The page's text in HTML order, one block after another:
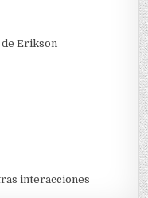
Erikson
interacciones